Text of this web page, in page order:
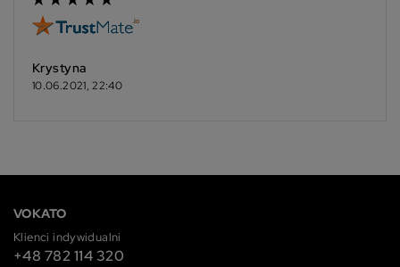
Krystyna
10.06.2021, 22:40
VOKATO
Klienci indywidualni
+48 782 114 320